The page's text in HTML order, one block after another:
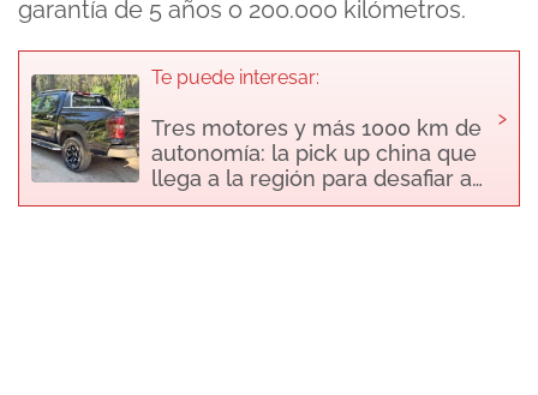
garantía de 5 años o 200.000 kilómetros.
Te puede interesar:
Tres motores y más 1000 km de
autonomía: la pick up china que
llega a la región para desafiar a…
›